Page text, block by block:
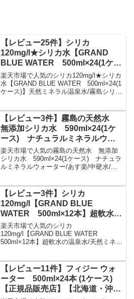
【レビュー25件】シリカ
120mg/l★シリカ水【GRAND
BLUE WATER 500ml×24(1ケー
ス)】天然ミネラル温泉水/霧島シ
リカ天然水軟水/温泉水/霧島シリ
カ/グランブルーウォーター/ミネ
ルミネラルウォーター/無添加/霧
島市/のむ/ペットボトル｜価格・
送料・ポイント還元まとめ
楽天市場で人気のシリカ120mg/l★シリカ
水【GRAND BLUE WATER 500ml×24(1
ケース)】天然ミネラル温泉水/霧島シリカ
ー/ナチュラルミネラルウォーター/無添
加/霧島市/のむ/ペットボトルを徹底解
説。Beautydelightから3,888円で販売中
（送料込み・ポイント1倍）。実ユーザー
レビュー25件・平均評価4.64の商品情
報・購入方法まとめ。
【レビュー3件】霧島の天然水
無添加シリカ水 590ml×24(1ケ
ース) ナチュラルミネラルウォ
ーター/あす楽/中硬水/シリカ含有/
ミネラル豊富な天然水/シリカウ
ォーター/霧島天然水/霧島山系/飲
しゃれ/ケイ素/珪素/炭酸水素イオ
ン｜価格・送料・ポイント還元ま
とめ
楽天市場で人気の霧島の天然水 無添加
シリカ水 590ml×24(1ケース) ナチュラ
ルミネラルウォーター/あす楽/中硬水/シ
シリカ水/ペットボトル/おしゃれ/ケイ素/
珪素/炭酸水素イオンを徹底解説。
Beautydelightから4,428円で販売中（送料
込み・ポイント1倍）。実ユーザーレビュ
ー3件・平均評価4.67の商品情報・購入方
法まとめ。
【レビュー3件】シリカ
120mg/l【GRAND BLUE
WATER 500ml×12本】超軟水の
温泉水/天然ミネラル温泉水/軟水/
シリカ/グランブルーウォーター/
シリカウォーター/ナチュラルミ
飲むシリカ水/飲料水/ペットボト
ル/国産/弱アルカリ水/美肌｜価
格・送料・ポイント還元まとめ
楽天市場で人気のシリカ
120mg/l【GRAND BLUE WATER
500ml×12本】超軟水の温泉水/天然ミネラ
ラルウォーター/無添加/霧島市/飲むシリ
カ水/飲料水/ペットボトル/国産/弱アルカ
リ水/美肌を徹底解説。Beautydelightから
2,376円で販売中（送料込み・ポイント1
【レビュー11件】フィジー ウォ
ーター 500ml×24本 (1ケース)
【正規品販売店】【北海道・沖